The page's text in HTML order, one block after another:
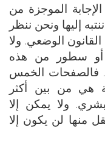
الموجزة من
إليها ونحن ننظر
الوضعي. ولا
أو سطور من هذه
فالصفحات الخمس
هي من بين أكثر
ولا يمكن إلا
منها لن يكون إلا